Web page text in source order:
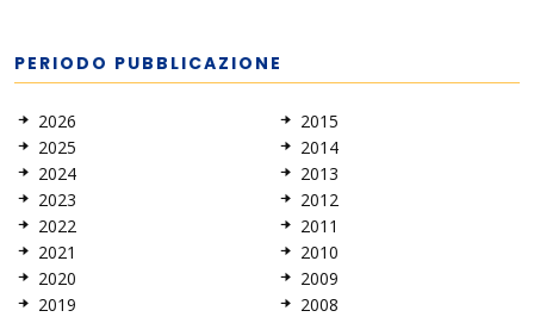
PERIODO PUBBLICAZIONE
2026
2025
2024
2023
2022
2021
2020
2019
2015
2014
2013
2012
2011
2010
2009
2008